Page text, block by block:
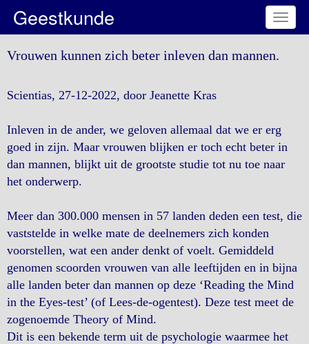
Toggle
Geestkunde
Vrouwen kunnen zich beter inleven dan mannen.
Scientias, 27-12-2022, door Jeanette Kras
Inleven in de ander, we geloven allemaal dat we er erg
goed in zijn. Maar vrouwen blijken er toch echt beter in
dan mannen, blijkt uit de grootste studie tot nu toe naar
het onderwerp.
Meer dan 300.000 mensen in 57 landen deden een test, die
vaststelde in welke mate de deelnemers zich konden
voorstellen, wat een ander denkt of voelt. Gemiddeld
genomen scoorden vrouwen van alle leeftijden en in bijna
alle landen beter dan mannen op deze ‘Reading the Mind
in the Eyes-test’ (of Lees-de-ogentest). Deze test meet de
zogenoemde Theory of Mind.
Dit is een bekende term uit de psychologie waarmee het